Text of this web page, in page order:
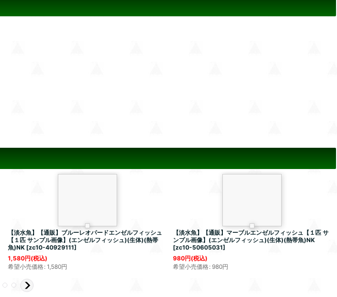
【淡水魚】【通販】ブルーレオパードエンゼルフィッシュ
【１匹 サンプル画像】(エンゼルフィッシュ)(生体)(熱帯
魚)NK [zc10-40929111]
1,580円(税込)
希望小売価格: 1,580円
【淡水魚】【通販】マーブルエンゼルフィッシュ【１匹 サ
ンプル画像】(エンゼルフィッシュ)(生体)(熱帯魚)NK
[zc10-50605031]
980円(税込)
希望小売価格: 980円